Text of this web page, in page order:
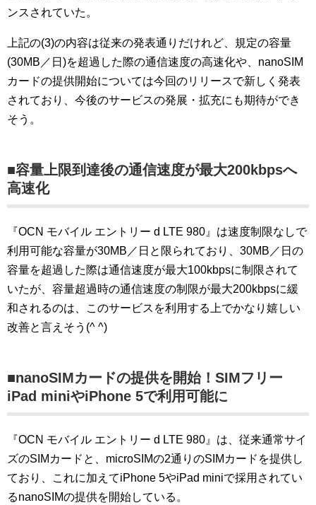
ンスされていた。
上記の(3)の内容は従来の発表通りだけれど、規定の容量
(30MB／日)を超過した際の通信速度の高速化や、nanoSIM
カードの提供開始については今回のリリースで新しく発表
されており、今後のサービスの発展・拡充にも期待ができ
そう。
■容量上限到達後の通信速度が最大200kbpsへ
高速化
『OCN モバイル エントリー d LTE 980』は速度制限なしで
利用可能な容量が30MB／日と限られており、30MB／日の
容量を超過した際は通信速度が最大100kbpsに制限されて
いたが、容量超過時の通信速度の制限が最大200kbpsに緩
和されるのは、このサービスを利用する上でかなり嬉しい
改善と言えそう(^ ^)
■nanoSIMカードの提供を開始！SIMフリー
iPad miniやiPhone 5で利用可能に
『OCN モバイル エントリー d LTE 980』は、従来通常サイ
ズのSIMカードと、microSIMの2通りのSIMカードを提供し
ており、これに加えてiPhone 5やiPad miniで採用されてい
るnanoSIMの提供を開始している。